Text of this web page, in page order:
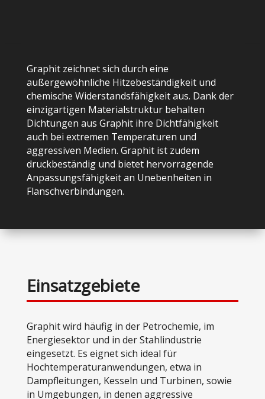
Graphit zeichnet sich durch eine
außergewöhnliche Hitzebeständigkeit und
chemische Widerstandsfähigkeit aus. Dank der
einzigartigen Materialstruktur behalten
Dichtungen aus Graphit ihre Dichtfähigkeit
auch bei extremen Temperaturen und
aggressiven Medien. Graphit ist zudem
druckbeständig und bietet hervorragende
Anpassungsfähigkeit an Unebenheiten in
Flanschverbindungen.
Einsatzgebiete
Graphit wird häufig in der Petrochemie, im
Energiesektor und in der Stahlindustrie
eingesetzt. Es eignet sich ideal für
Hochtemperaturanwendungen, etwa in
Dampfleitungen, Kesseln und Turbinen, sowie
in Umgebungen, in denen aggressive